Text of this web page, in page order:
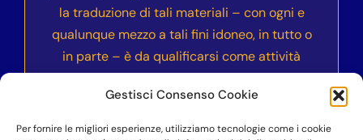
Gestisci Consenso Cookie
Per fornire le migliori esperienze, utilizziamo tecnologie come i cookie
la traduzione di tali materiali – con ogni e
qualunque mezzo a tali fini idoneo, in tutto o
in parte – è da qualificarsi come attività
illecita e sarà sanzionata civilmente e
penalmente secondo le normative vigenti
nell’ordinamento italiano ed internazionale.